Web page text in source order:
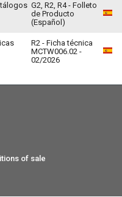
G2, R2, R4 - Folleto
de Producto
(Español)
R2 - Ficha técnica
MCTW006.02 -
02/2026
of sale